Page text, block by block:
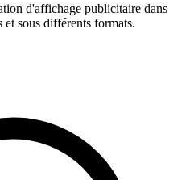
d'affichage publicitaire dans
et sous différents formats.